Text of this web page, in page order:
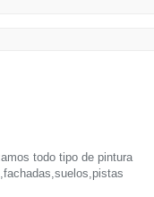
todo tipo de pintura